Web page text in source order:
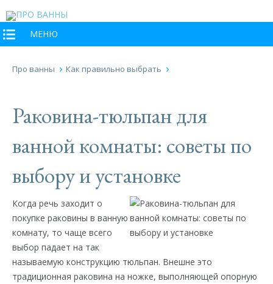
МЕНЮ
Про ванны Как правильно выбрать
Раковина-тюльпан для
ванной комнаты: советы по
выбору и установке
Когда речь заходит о
покупке раковины в ванную
комнату, то чаще всего
выбор падает на так
называемую конструкцию тюльпан. Внешне это
традиционная раковина на ножке, выполняющей опорную